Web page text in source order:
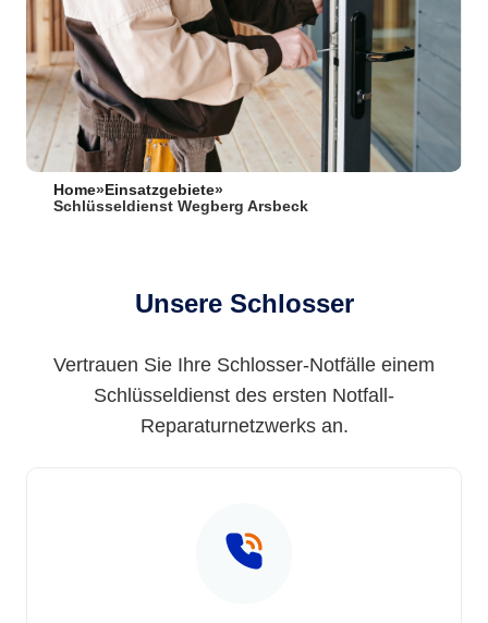
Home» Einsatzgebiete»
Schlüsseldienst Wegberg Arsbeck
Unsere Schlosser
Vertrauen Sie Ihre Schlosser-Notfälle einem
Schlüsseldienst des ersten Notfall-
Reparaturnetzwerks an.